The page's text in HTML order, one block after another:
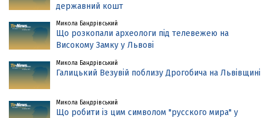
державний кошт
Микола Бандрівський
Що розкопали археологи під телевежею на
Високому Замку у Львові
Микола Бандрівський
Галицький Везувій поблизу Дрогобича на Львівщині
Микола Бандрівський
Що робити із цим символом "русского мира" у